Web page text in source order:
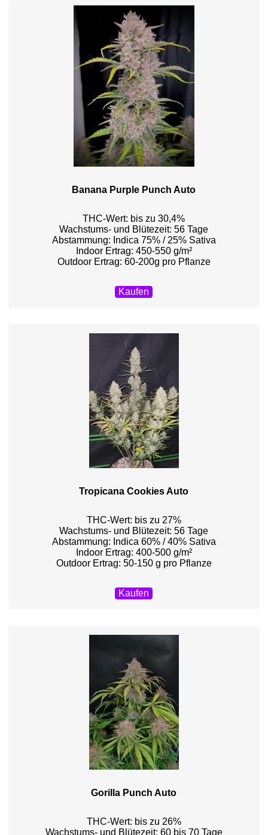
Banana Purple Punch Auto
THC-Wert: bis zu 30,4%
Wachstums- und Blütezeit: 56 Tage
Abstammung: Indica 75% / 25% Sativa
Indoor Ertrag: 450-550 g/m²
Outdoor Ertrag: 60-200g pro Pflanze
Kaufen
Tropicana Cookies Auto
THC-Wert: bis zu 27%
Wachstums- und Blütezeit: 56 Tage
Abstammung: Indica 60% / 40% Sativa
Indoor Ertrag: 400-500 g/m²
Outdoor Ertrag: 50-150 g pro Pflanze
Kaufen
Gorilla Punch Auto
THC-Wert: bis zu 26%
Wachstums- und Blütezeit: 60 bis 70 Tage